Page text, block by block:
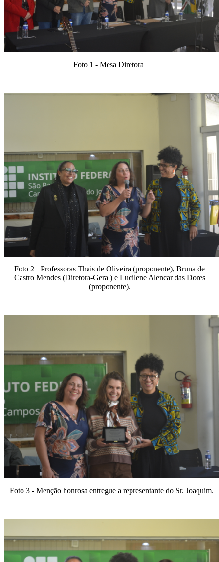
Foto 1 - Mesa Diretora
Foto 2 - Professoras Thais de Oliveira (proponente), Bruna de
Castro Mendes (Diretora-Geral) e Lucilene Alencar das Dores
(proponente).
Foto 3 - Menção honrosa entregue a representante do Sr. Joaquim.